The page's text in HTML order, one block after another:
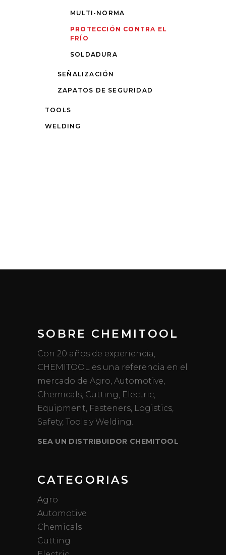
MULTI-NORMA
PROTECCIÓN CONTRA EL
FRÍO
SOLDADURA
SEÑALIZACIÓN
ZAPATOS DE SEGURIDAD
TOOLS
WELDING
SOBRE CHEMITOOL
Con 20 años de experiencia,
CHEMITOOL es una referencia en el
mercado de Agro, Automotive,
Chemicals, Cutting, Electric,
Equipment, Fasteners, Logistics,
Safety, Tools y Welding.
SEA UN DISTRIBUIDOR CHEMITOOL
CATEGORIAS
Agro
Automotive
Chemicals
Cutting